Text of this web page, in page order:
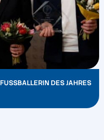
DES JAHRES 2